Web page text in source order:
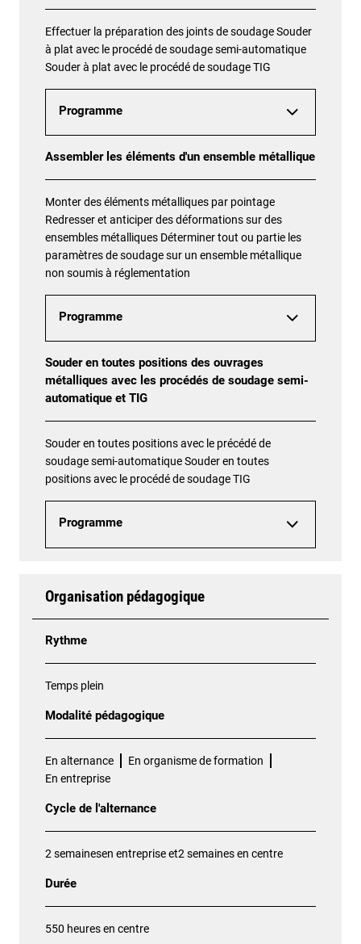
Effectuer la préparation des joints de soudage Souder
à plat avec le procédé de soudage semi-automatique
Souder à plat avec le procédé de soudage TIG
Programme
Assembler les éléments d'un ensemble métallique
Monter des éléments métalliques par pointage
Redresser et anticiper des déformations sur des
ensembles métalliques Déterminer tout ou partie les
paramètres de soudage sur un ensemble métallique
non soumis à réglementation
Programme
Souder en toutes positions des ouvrages
métalliques avec les procédés de soudage semi-
automatique et TIG
Souder en toutes positions avec le précédé de
soudage semi-automatique Souder en toutes
positions avec le procédé de soudage TIG
Programme
Organisation pédagogique
Rythme
Temps plein
Modalité pédagogique
En alternance
En organisme de formation
En entreprise
Cycle de l'alternance
2 semainesen entreprise et2 semaines en centre
Durée
550 heures en centre